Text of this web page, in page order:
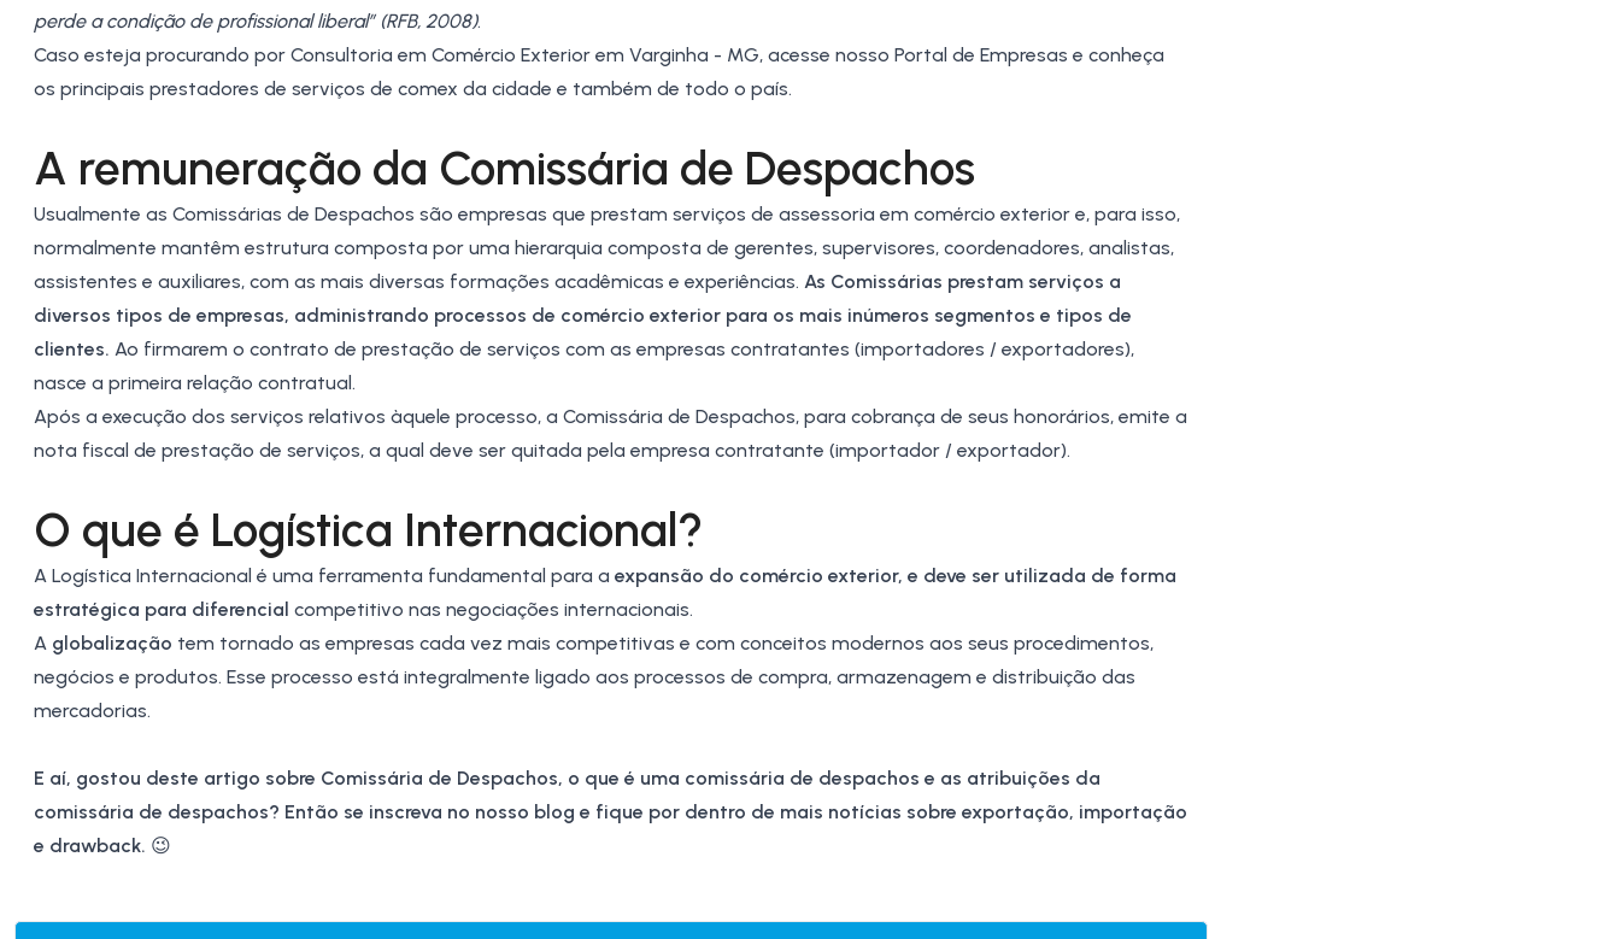
perde a condição de profissional liberal” (RFB, 2008).
Caso esteja procurando por Consultoria em Comércio Exterior em Varginha - MG, acesse nosso Portal de Empresas e conheça
os principais prestadores de serviços de comex da cidade e também de todo o país.
A remuneração da Comissária de Despachos
Usualmente as Comissárias de Despachos são empresas que prestam serviços de assessoria em comércio exterior e, para isso,
normalmente mantêm estrutura composta por uma hierarquia composta de gerentes, supervisores, coordenadores, analistas,
assistentes e auxiliares, com as mais diversas formações acadêmicas e experiências. As Comissárias prestam serviços a
diversos tipos de empresas, administrando processos de comércio exterior para os mais inúmeros segmentos e tipos de
clientes. Ao firmarem o contrato de prestação de serviços com as empresas contratantes (importadores / exportadores),
nasce a primeira relação contratual.
Após a execução dos serviços relativos àquele processo, a Comissária de Despachos, para cobrança de seus honorários, emite a
nota fiscal de prestação de serviços, a qual deve ser quitada pela empresa contratante (importador / exportador).
O que é Logística Internacional?
A Logística Internacional é uma ferramenta fundamental para a expansão do comércio exterior, e deve ser utilizada de forma
estratégica para diferencial competitivo nas negociações internacionais.
A globalização tem tornado as empresas cada vez mais competitivas e com conceitos modernos aos seus procedimentos,
negócios e produtos. Esse processo está integralmente ligado aos processos de compra, armazenagem e distribuição das
mercadorias.
E aí, gostou deste artigo sobre Comissária de Despachos, o que é uma comissária de despachos e as atribuições da
comissária de despachos? Então se inscreva no nosso blog e fique por dentro de mais notícias sobre exportação, importação
e drawback. 😉